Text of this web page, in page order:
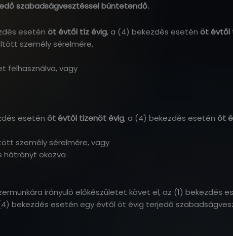
szabadságvesztéssel büntetendő.
esetén öt évtől tíz évig, a (4) bekezdés esetén öt évtől
személy sérelmére,
felhasználva, vagy
esetén öt évtől tizenöt évig, a (4) bekezdés esetén öt
személy sérelmére, vagy
hátrányt okozva
irányuló előkészületet követ el, az (1)
bekezdés esetén egy évtől öt évig terjedő